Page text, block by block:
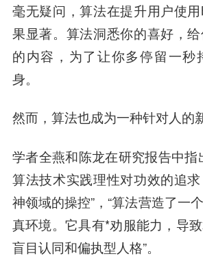
毫无疑问，算法在提升用户使
果显著。算法洞悉你的喜好，
的内容，为了让你多停留一秒
身。
然而， 算法也成为一种针对人的
学者全燕和陈龙在研究报告中指
算法技术实践理性对功效的追
神领域的操控”，“算法营造了一
真环境。它具有*劝服能力，导
盲目认同和偏执型人格”。